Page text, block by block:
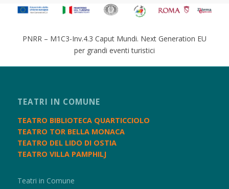
PNRR – M1C3-Inv.4.3 Caput Mundi. Next Generation EU
per grandi eventi turistici
TEATRI IN COMUNE
TEATRO BIBLIOTECA QUARTICCIOLO
TEATRO TOR BELLA MONACA
TEATRO DEL LIDO DI OSTIA
TEATRO VILLA PAMPHILJ
Teatri in Comune